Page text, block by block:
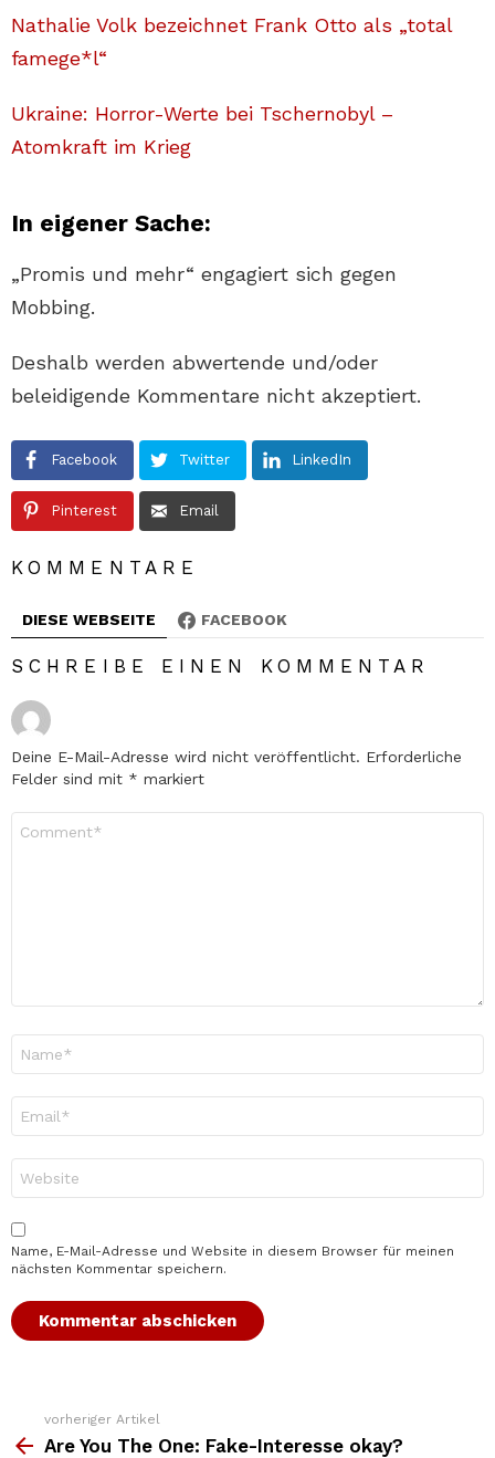
Nathalie Volk bezeichnet Frank Otto als „total
famege*l“
Ukraine: Horror-Werte bei Tschernobyl –
Atomkraft im Krieg
In eigener Sache:
„Promis und mehr“ engagiert sich gegen
Mobbing.
Deshalb werden abwertende und/oder
beleidigende Kommentare nicht akzeptiert.
Facebook Twitter LinkedIn
Pinterest Email
KOMMENTARE
DIESE WEBSEITE FACEBOOK
SCHREIBE EINEN KOMMENTAR
Deine E-Mail-Adresse wird nicht veröffentlicht. Erforderliche
Felder sind mit * markiert
Mail-
Adresse
*
Name, E-Mail-Adresse und Website in diesem Browser für meinen
nächsten Kommentar speichern.
Weitere
Top
vorheriger Artikel
Are You The One: Fake-Interesse okay?